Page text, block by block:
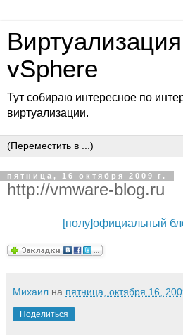
vSphere
Тут собираю интересное по
виртуализации.
пятница, 16 октября 2009 г.
http://vmware-blog.ru
[полу]официальный
Михаил на пятница, октября 16,
Поделиться